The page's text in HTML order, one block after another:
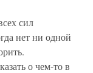
сил
нет ни одной
о чем-то в